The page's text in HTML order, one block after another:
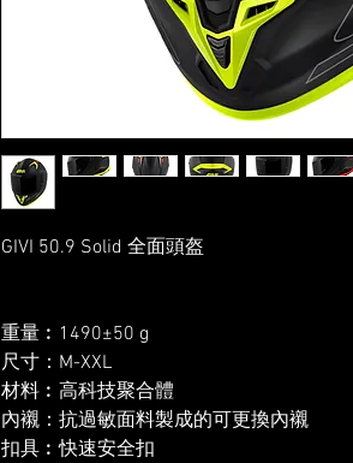
GIVI 50.9 Solid 全面頭盔
重量︰1490±50 g
尺寸：M-XXL
材料︰高科技聚合體
內襯：抗過敏面料製成的可更換內襯
扣具︰快速安全扣